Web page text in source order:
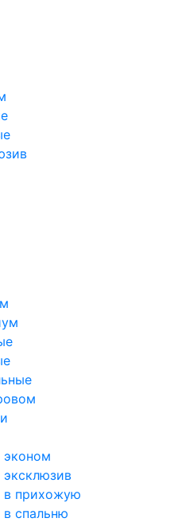
прихожую
спальню